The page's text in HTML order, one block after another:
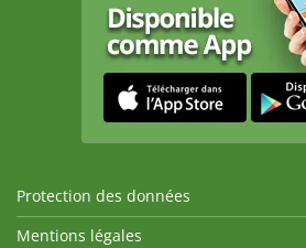
Protection des données
Mentions légales